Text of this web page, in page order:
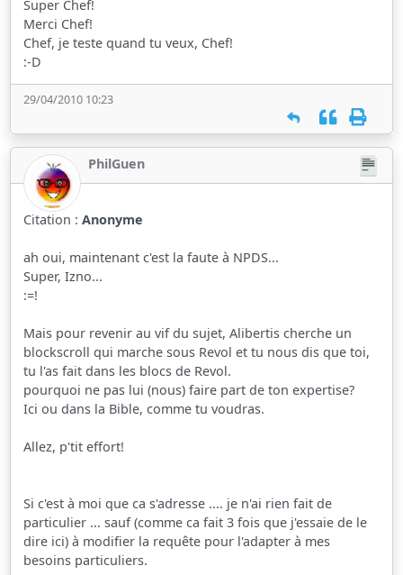
Super Chef!
Merci Chef!
Chef, je teste quand tu veux, Chef!
:-D
29/04/2010 10:23
PhilGuen
Citation :Anonyme
ah oui, maintenant c'est la faute à NPDS...
Super, Izno...
:=!
Mais pour revenir au vif du sujet, Alibertis cherche un
blockscroll qui marche sous Revol et tu nous dis que toi,
tu l'as fait dans les blocs de Revol.
pourquoi ne pas lui (nous) faire part de ton expertise?
Ici ou dans la Bible, comme tu voudras.
Allez, p'tit effort!
Si c'est à moi que ca s'adresse .... je n'ai rien fait de
particulier ... sauf (comme ca fait 3 fois que j'essaie de le
dire ici) à modifier la requête pour l'adapter à mes
besoins particuliers.